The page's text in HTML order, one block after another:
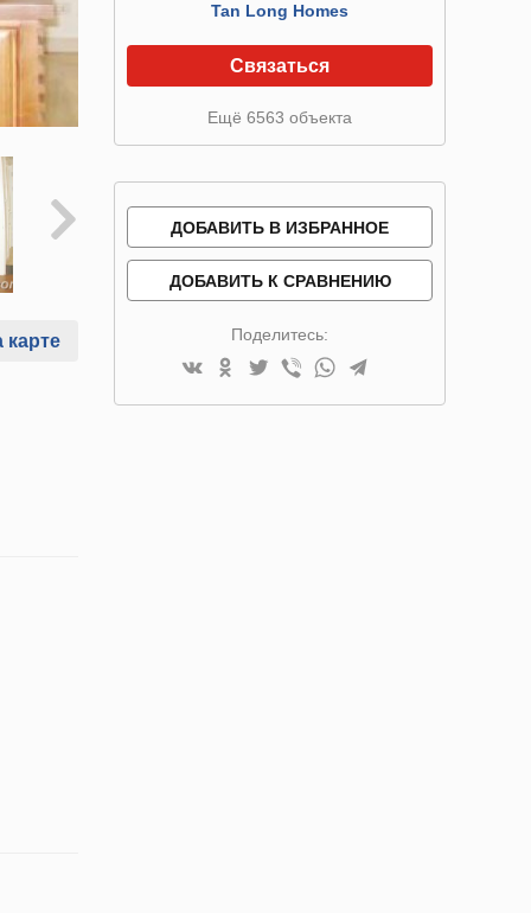
карте
Tan Long Homes
Связаться
Ещё 6563 объекта
ДОБАВИТЬ В ИЗБРАННОЕ
ДОБАВИТЬ К СРАВНЕНИЮ
Поделитесь: